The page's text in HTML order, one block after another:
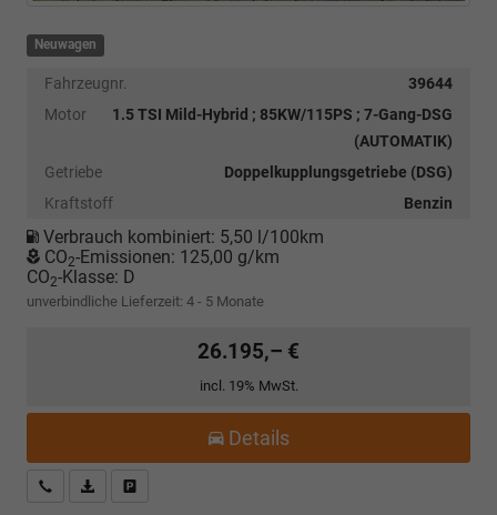
Neuwagen
Fahrzeugnr.
39644
Motor
1.5 TSI Mild-Hybrid ; 85KW/115PS ; 7-Gang-DSG
(AUTOMATIK)
Getriebe
Doppelkupplungsgetriebe (DSG)
Kraftstoff
Benzin
Verbrauch kombiniert: 5,50 l/100km
CO2-Emissionen: 125,00 g/km
CO2-Klasse: D
unverbindliche Lieferzeit: 4 - 5 Monate
26.195,– €
incl. 19% MwSt.
Details
Kostenloser Rückruf-Service
PDF-Datei, Fahrzeugexposé drucken